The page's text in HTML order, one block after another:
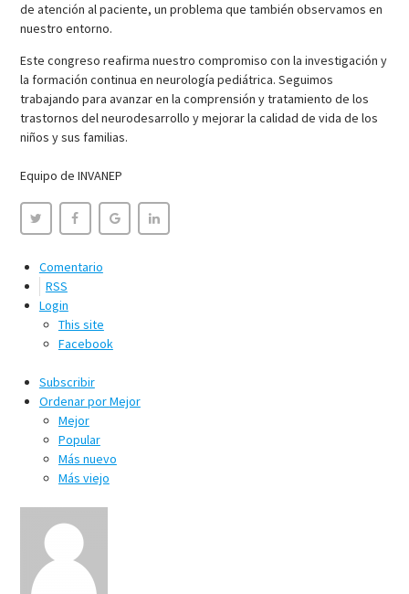
de atención al paciente, un problema que también observamos en
nuestro entorno.
Este congreso reafirma nuestro compromiso con la investigación y
la formación continua en neurología pediátrica. Seguimos
trabajando para avanzar en la comprensión y tratamiento de los
trastornos del neurodesarrollo y mejorar la calidad de vida de los
niños y sus familias.
Equipo de INVANEP
Comentario
RSS
Login
This site
Facebook
Subscribir
Ordenar porMejor
Mejor
Popular
Más nuevo
Más viejo